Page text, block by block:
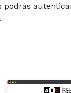
podràs